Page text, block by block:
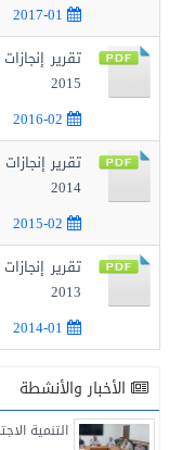
تقرير
2015
تقرير
2014
تقرير
2013
الأخبار والأنشطة
التنمية